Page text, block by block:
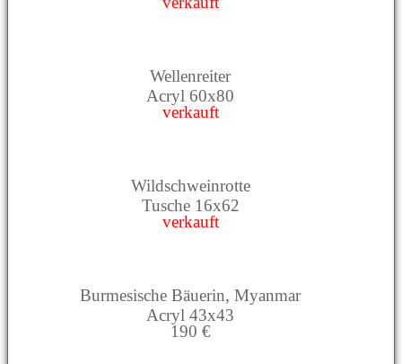
Wellenreiter
Acryl 60x80
verkauft
Wildschweinrotte
Tusche 16x62
verkauft
Burmesische Bäuerin, Myanmar
Acryl 43x43
190 €